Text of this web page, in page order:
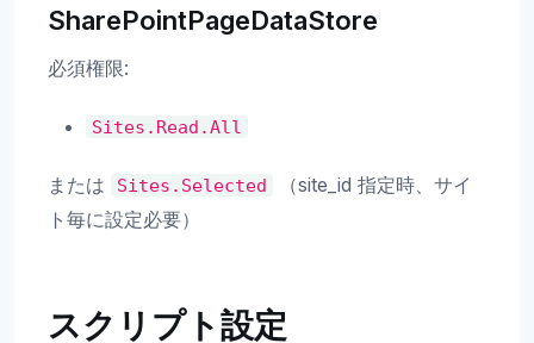
SharePointPageDataStore
必須権限:
Sites.Read.All
または Sites.Selected
（site_id 指定時、サイ
ト毎に設定必要）
スクリプト設定